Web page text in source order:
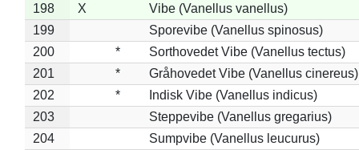
198
X
Vibe (Vanellus vanellus)
199
Sporevibe (Vanellus spinosus)
200
*
Sorthovedet Vibe (Vanellus tectus)
201
*
Gråhovedet Vibe (Vanellus cinereus)
202
*
Indisk Vibe (Vanellus indicus)
203
Steppevibe (Vanellus gregarius)
204
Sumpvibe (Vanellus leucurus)